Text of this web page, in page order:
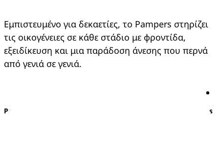
Εμπιστευμένο για δεκαετίες, το Pampers στηρίζει
τις οικογένειες σε κάθε στάδιο με φροντίδα,
εξειδίκευση και μια παράδοση άνεσης που περνά
από γενιά σε γενιά.
Pampers
Περισσότερα από τα Pampers